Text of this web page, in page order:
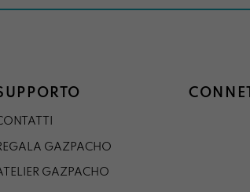
GAZPACHO
GAZPACHO